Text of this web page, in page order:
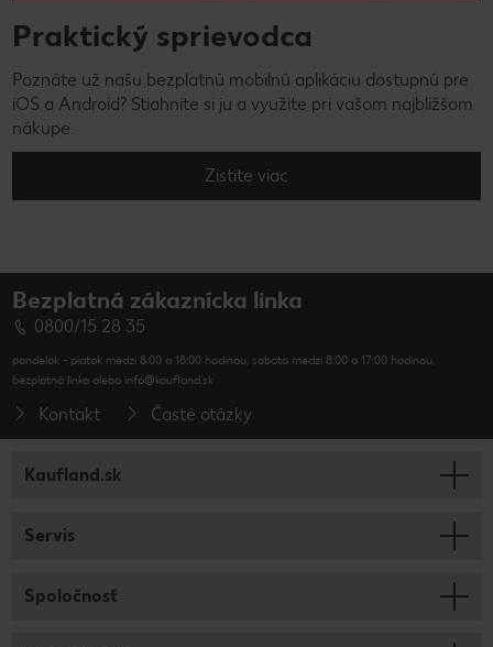
Praktický sprievodca
Poznáte už našu bezplatnú mobilnú aplikáciu dostupnú pre
iOS a Android? Stiahnite si ju a využite pri vašom najbližšom
nákupe.
Zistite viac
Bezplatná zákaznícka linka
0800/15 28 35
pondelok - piatok medzi 8:00 a 18:00 hodinou, sobota medzi 8:00 a 17:00 hodinou,
bezplatná linka alebo info@kaufland.sk
Kontakt Časté otázky
Kaufland.sk
Servis
Spoločnosť